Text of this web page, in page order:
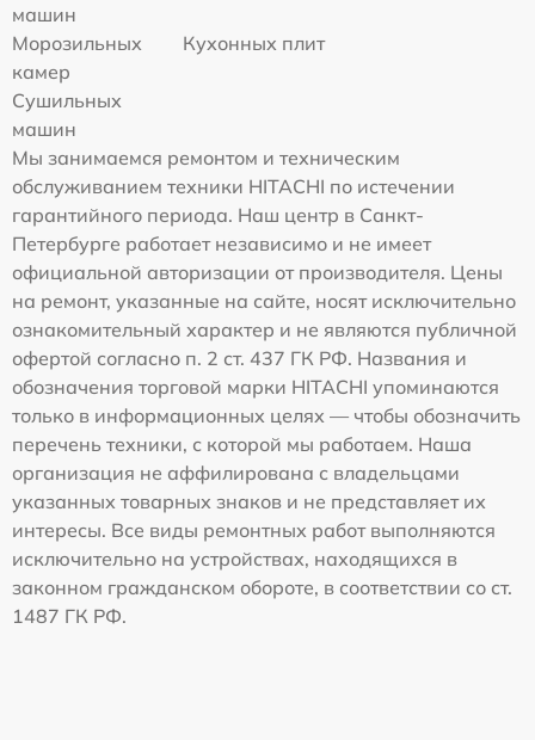
машин
Морозильных
камер
Кухонных плит
Сушильных
машин
Мы занимаемся ремонтом и техническим
обслуживанием техники HITACHI по истечении
гарантийного периода. Наш центр в Санкт-
Петербурге работает независимо и не имеет
официальной авторизации от производителя. Цены
на ремонт, указанные на сайте, носят исключительно
ознакомительный характер и не являются публичной
офертой согласно п. 2 ст. 437 ГК РФ. Названия и
обозначения торговой марки HITACHI упоминаются
только в информационных целях — чтобы обозначить
перечень техники, с которой мы работаем. Наша
организация не аффилирована с владельцами
указанных товарных знаков и не представляет их
интересы. Все виды ремонтных работ выполняются
исключительно на устройствах, находящихся в
законном гражданском обороте, в соответствии со ст.
1487 ГК РФ.